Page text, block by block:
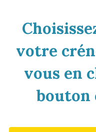
votre
vous en
bouton